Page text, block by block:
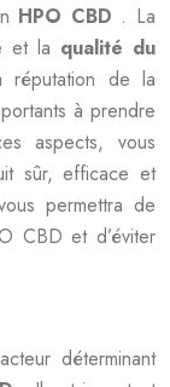
HPO CBD . La
et la qualité du
réputation de la
à prendre
aspects, vous
sûr, efficace et
permettra de
CBD et d’éviter
déterminant